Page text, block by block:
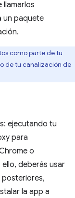
llamarlos
un paquete
como parte de tu
de tu canalización de
ejecutando tu
para
o
deberás usar
posteriores,
la app a